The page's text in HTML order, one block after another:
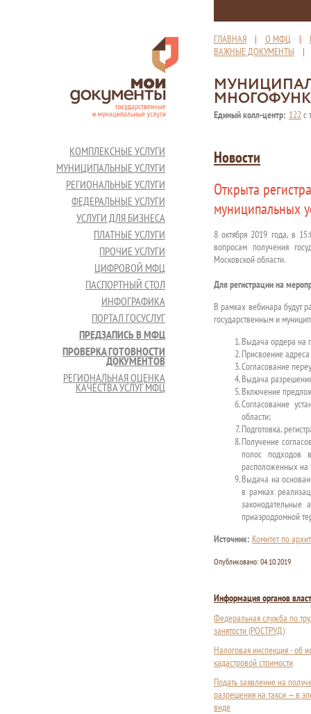
ГЛАВНАЯ | О МФЦ |
ВАЖНЫЕ ДОКУМЕНТЫ
Единый колл-центр: 122с
КОМПЛЕКСНЫЕ УСЛУГИ
МУНИЦИПАЛЬНЫЕ УСЛУГИ
РЕГИОНАЛЬНЫЕ УСЛУГИ
ФЕДЕРАЛЬНЫЕ УСЛУГИ
УСЛУГИ ДЛЯ БИЗНЕСА
ПЛАТНЫЕ УСЛУГИ
ПРОЧИЕ УСЛУГИ
ЦИФРОВОЙ МФЦ
ПАСПОРТНЫЙ СТОЛ
ИНФОГРАФИКА
ПОРТАЛ ГОСУСЛУГ
ПРЕДЗАПИСЬ В МФЦ
ПРОВЕРКА ГОТОВНОСТИ
ДОКУМЕНТОВ
РЕГИОНАЛЬНАЯ ОЦЕНКА
КАЧЕСТВА УСЛУГ МФЦ
Новости
Открыта
муниципальных
8 октября 2019 года, в
вопросам получения
Московской области.
Для регистрации на
В рамках вебинара будут
государственным и
Выдача ордера на
Присвоение
Согласование
Выдача
Включение
Согласование
области;
Подготовка,
Получение
полос подходов
расположенных на
Выдача на
в рамках
законодательные
приаэродромной
Источник: Комитет по
Опубликовано: 04.10.2019
Информация органов
Федеральная служба по
занятости (РОСТРУД)
Налоговая инспекция - об
кадастровой стоимости
Подать заявление на
разрешения на такси — в
виде